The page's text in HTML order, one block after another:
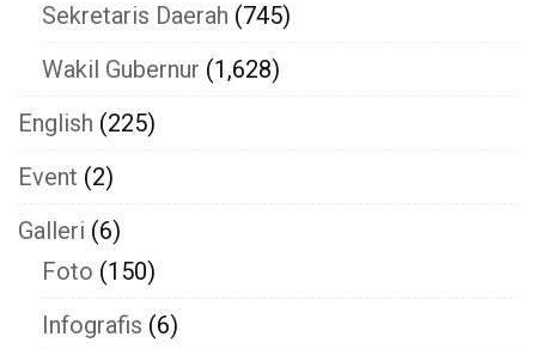
Sekretaris Daerah (745)
Wakil Gubernur (1,628)
English (225)
Event (2)
Galleri (6)
Foto (150)
Infografis (6)